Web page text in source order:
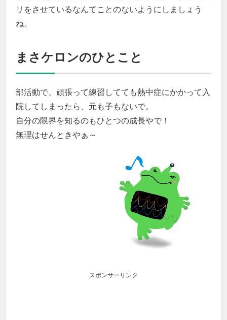
リをさせているなんてことのないようにしましょう
ね。
まさケロンのひとこと
部活動で、頑張って練習してても熱中症にかかって入
院してしまったら、元も子もないで。
自分の限界を知るのもひとつの成長やで！
無理はせんときやぁ～
スポンサーリンク